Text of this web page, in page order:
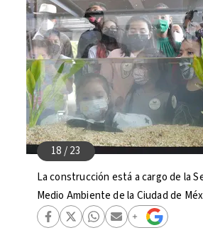
La construcción está a cargo de la
Medio Ambiente de la Ciudad de